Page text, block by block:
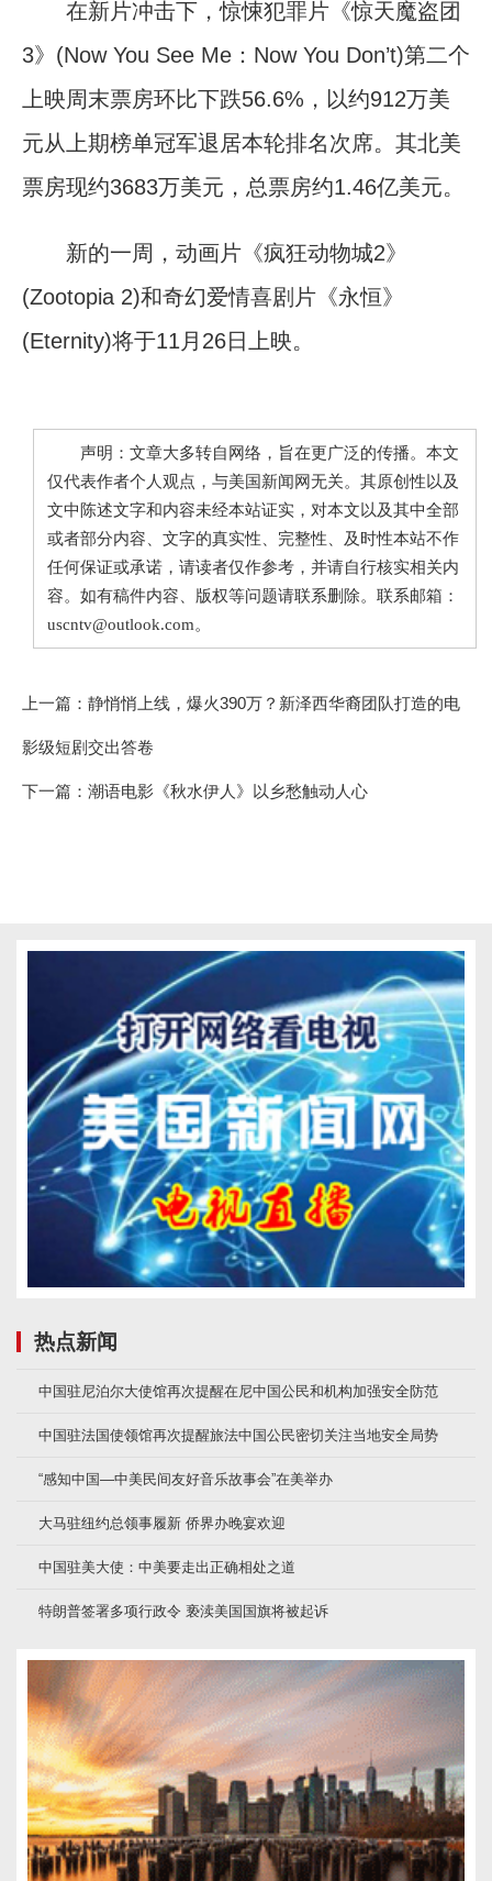
在新片冲击下，惊悚犯罪片《惊天魔盗团
3》(Now You See Me：Now You Don’t)第二个
上映周末票房环比下跌56.6%，以约912万美
元从上期榜单冠军退居本轮排名次席。其北美
票房现约3683万美元，总票房约1.46亿美元。
新的一周，动画片《疯狂动物城2》
(Zootopia 2)和奇幻爱情喜剧片《永恒》
(Eternity)将于11月26日上映。
声明：文章大多转自网络，旨在更广泛的传播。本文
仅代表作者个人观点，与美国新闻网无关。其原创性以及
文中陈述文字和内容未经本站证实，对本文以及其中全部
或者部分内容、文字的真实性、完整性、及时性本站不作
任何保证或承诺，请读者仅作参考，并请自行核实相关内
容。如有稿件内容、版权等问题请联系删除。联系邮箱：
uscntv@outlook.com。
上一篇： 静悄悄上线，爆火390万？新泽西华裔团队打造的电
影级短剧交出答卷
下一篇： 潮语电影《秋水伊人》以乡愁触动人心
热点新闻
中国驻尼泊尔大使馆再次提醒在尼中国公民和机构加强安全防范
中国驻法国使领馆再次提醒旅法中国公民密切关注当地安全局势
“感知中国—中美民间友好音乐故事会”在美举办
大马驻纽约总领事履新 侨界办晚宴欢迎
中国驻美大使：中美要走出正确相处之道
特朗普签署多项行政令 亵渎美国国旗将被起诉